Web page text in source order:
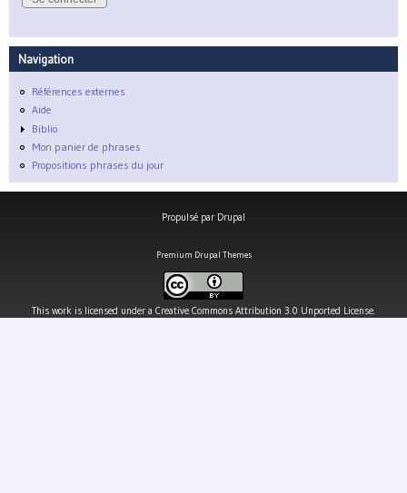
Navigation
Références externes
Aide
Biblio
Mon panier de phrases
Propositions phrases du jour
Propulsé par Drupal
Premium Drupal Themes
This work is licensed under a Creative Commons Attribution 3.0 Unported License.